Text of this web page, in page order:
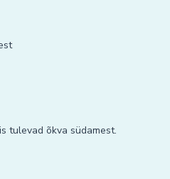
tulevad õkva südamest.